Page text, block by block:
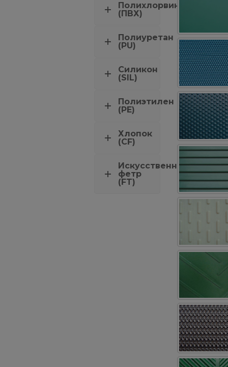
Полихлорвинил
(ПВХ)
Полиуретан
(PU)
Силикон
(SIL)
Полиэтилен
(PE)
Хлопок
(СF)
Искусственный
фетр
(FT)